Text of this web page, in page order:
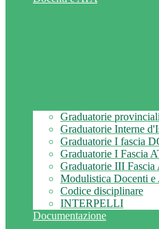
Graduatorie
Graduatorie Interne
Graduatorie I fascia
Graduatorie I Fascia
Graduatorie III Fascia
Modulistica Docenti e
Codice disciplinare
INTERPELLI
Documentazione